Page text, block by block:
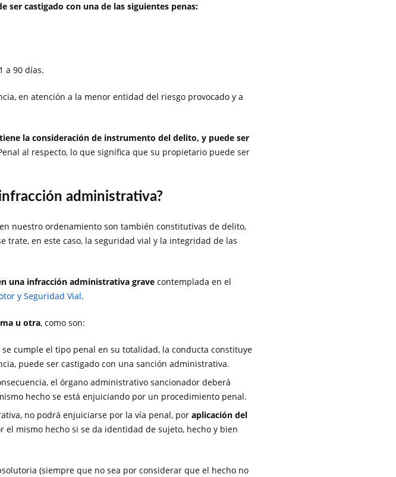
ser castigado con una de las siguientes penas:
a 90 días.
en atención a la menor entidad del riesgo provocado y a
la consideración de instrumento del delito, y puede ser
al respecto, lo que significa que su propietario puede ser
administrativa?
nuestro ordenamiento son también constitutivas de delito,
en este caso, la seguridad vial y la integridad de las
una infracción administrativa grave contemplada en el
y Seguridad Vial.
u otra, como son:
se cumple el tipo penal en su totalidad, la conducta constituye
puede ser castigado con una sanción administrativa.
el órgano administrativo sancionador deberá
hecho se está enjuiciando por un procedimiento penal.
no podrá enjuiciarse por la vía penal, por aplicación del
el mismo hecho si se da identidad de sujeto, hecho y bien
(siempre que no sea por considerar que el hecho no